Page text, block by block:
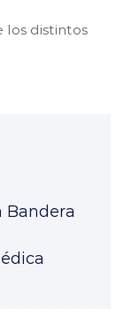
los distintos
Bandera